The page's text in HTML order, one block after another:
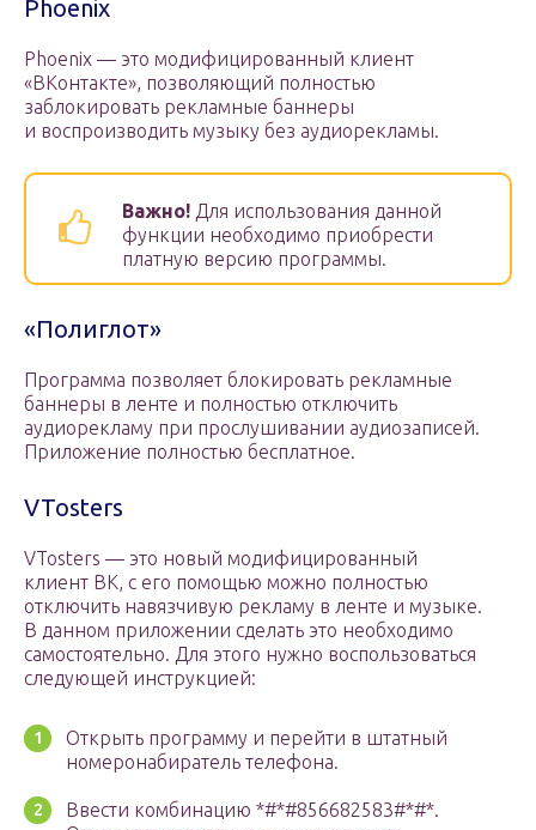
Phoenix
Phoenix — это модифицированный клиент
«ВКонтакте», позволяющий полностью
заблокировать рекламные баннеры
и воспроизводить музыку без аудиорекламы.
Важно! Для использования данной
функции необходимо приобрести
платную версию программы.
«Полиглот»
Программа позволяет блокировать рекламные
баннеры в ленте и полностью отключить
аудиорекламу при прослушивании аудиозаписей.
Приложение полностью бесплатное.
VTosters
VTosters — это новый модифицированный
клиент ВК, с его помощью можно полностью
отключить навязчивую рекламу в ленте и музыке.
В данном приложении сделать это необходимо
самостоятельно. Для этого нужно воспользоваться
следующей инструкцией:
Открыть программу и перейти в штатный
номеронабиратель телефона.
Ввести комбинацию *#*#856682583#*#*.